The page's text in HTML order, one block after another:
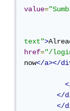
value=
text">
href="/
now</a></
</
</